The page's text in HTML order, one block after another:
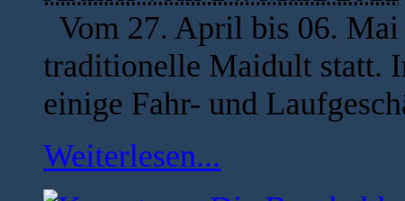
Vom 27. April bis 06.
traditionelle Maidult statt.
einige Fahr- und
Weiterlesen...